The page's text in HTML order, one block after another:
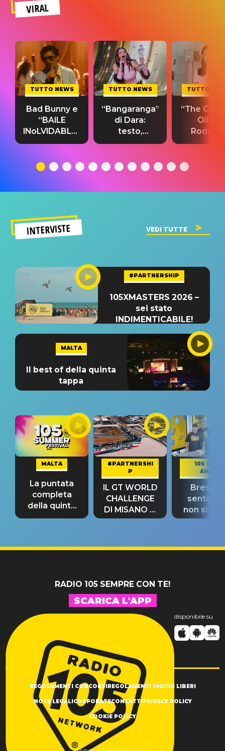
VIRAL
TUTTO NEWS
Bad Bunny e
“BAILE
INoLVIDABLE”:
testo,
significato
TUTTO NEWS
“Bangaranga”
di Dara:
testo,
traduzione e
del singolo
TUTTO
“The
Olivia
testo,
INTERVISTE VEDI TUTTE
#PARTNERSHIP
105XMASTERS 2026 –
sei stato
INDIMENTICABILE!
MALTA
Il best of della quinta
tappa
MALTA
La puntata
completa
della quinta
tappa
#PARTNERSHI
P
IL GT WORLD
CHALLENGE
DI MISANO si
riconferma
105 TAKE
AWAY
Bresh:
non si
fino alla
RADIO 105 SEMPRE CON TE!
SCARICA L'APP
disponibile su
REGOLAMENTI CONCORSI REGOLAMENTI GIOCHI LIBERI
NOTE LEGALI CORPORATECONTATTI PRIVACY POLICY
COOKIE POLICY